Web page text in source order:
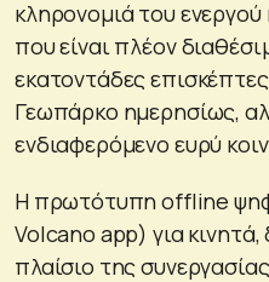
κληρονομιά του ενεργού
που είναι πλέον
εκατοντάδες
Γεωπάρκο ημερησίως,
ενδιαφερόμενο ευρύ
Η πρωτότυπη offline
Volcano app) για
πλαίσιο της